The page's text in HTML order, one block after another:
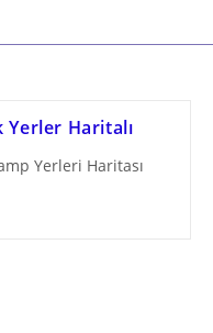
Yerler Haritalı
Yerleri Haritası